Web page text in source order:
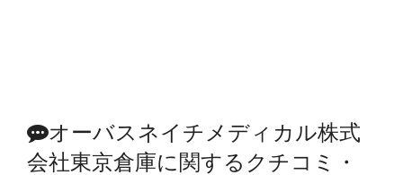
オーバスネイチメディカル株式
会社東京倉庫に関するクチコミ・